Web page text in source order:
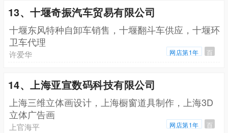
13、十堰奇振汽车贸易有限公司
十堰东风特种自卸车销售，十堰翻斗车供应，十堰环
卫车代理
许爱华 网店第1年 百
14、上海亚宣数码科技有限公司
上海三维立体画设计，上海橱窗道具制作，上海3D
立体广告画
上官海平 网店第1年 百